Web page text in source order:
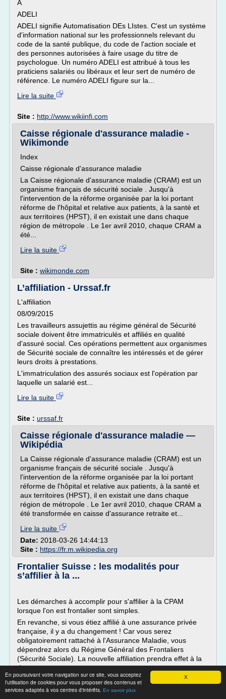
X
En poursuivant votre navigation sur ce site, vous acceptez
l'utilisation de cookies pour vous proposer des contenus et
services adaptés à vos centres d'intérêts. En savoir plus
A
ADELI
ADELI signifie Automatisation DEs LIstes. C'est un système
d'information national sur les professionnels relevant du
code de la santé publique, du code de l'action sociale et
des personnes autorisées à faire usage du titre de
psychologue. Un numéro ADELI est attribué à tous les
praticiens salariés ou libéraux et leur sert de numéro de
référence. Le numéro ADELI figure sur la...
Lire la suite
Site : http://www.wikiinfi.com
Caisse régionale d'assurance maladie -
Wikimonde
Index
Caisse régionale d'assurance maladie
La Caisse régionale d'assurance maladie (CRAM) est un
organisme français de sécurité sociale . Jusqu'à
l'intervention de la réforme organisée par la loi portant
réforme de l'hôpital et relative aux patients, à la santé et
aux territoires (HPST), il en existait une dans chaque
région de métropole . Le 1er avril 2010, chaque CRAM a
été...
Lire la suite
Site : wikimonde.com
L’affiliation - Urssaf.fr
L'affiliation
08/09/2015
Les travailleurs assujettis au régime général de Sécurité
sociale doivent être immatriculés et affiliés en qualité
d'assuré social. Ces opérations permettent aux organismes
de Sécurité sociale de connaître les intéressés et de gérer
leurs droits à prestations.
L'immatriculation des assurés sociaux est l'opération par
laquelle un salarié est...
Lire la suite
Site : urssaf.fr
Caisse régionale d'assurance maladie —
Wikipédia
La Caisse régionale d'assurance maladie (CRAM) est un
organisme français de sécurité sociale . Jusqu'à
l'intervention de la réforme organisée par la loi portant
réforme de l'hôpital et relative aux patients, à la santé et
aux territoires (HPST), il en existait une dans chaque
région de métropole . Le 1er avril 2010, chaque CRAM a
été transformée en caisse d'assurance retraite et...
Lire la suite
Date: 2018-03-26 14:44:13
Site : https://fr.m.wikipedia.org
Frontalier Suisse : les modalités pour
s’affilier à la ...
Les démarches à accomplir pour s'affilier à la CPAM
lorsque l'on est frontalier sont simples.
En revanche, si vous étiez affilié à une assurance privée
française, il y a du changement ! Car vous serez
obligatoirement rattaché à l'Assurance Maladie, vous
dépendrez alors du Régime Général des Frontaliers
(Sécurité Sociale). La nouvelle affiliation prendra effet à la
date...
Lire la suite